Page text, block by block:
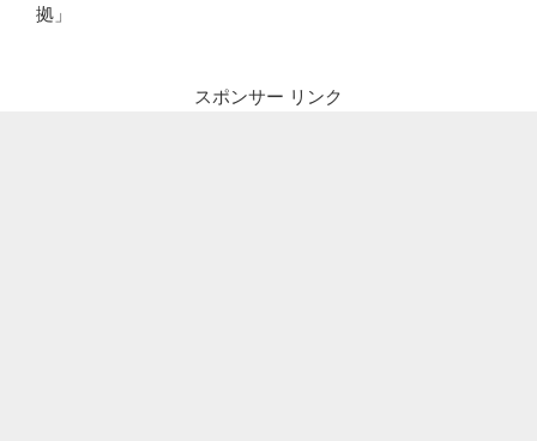
拠」
スポンサー リンク